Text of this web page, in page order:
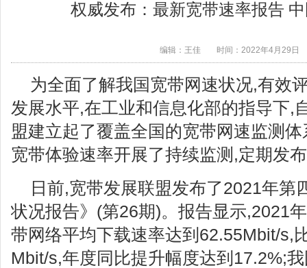
权威发布：最新宽带速率报告
编辑：王佳 时间：2022年4月29日
为全面了解我国宽带网速状况,有效
发展水平,在工业和信息化部的指导下,
盟建立起了覆盖全国的宽带网速监测
宽带体验速率开展了持续监测,定期发
日前,宽带发展联盟发布了2021年第
状况报告》(第26期)。报告显示,2021
带网络平均下载速率达到62.55Mbit/s,
Mbit/s,年度同比提升幅度达到17.2%;